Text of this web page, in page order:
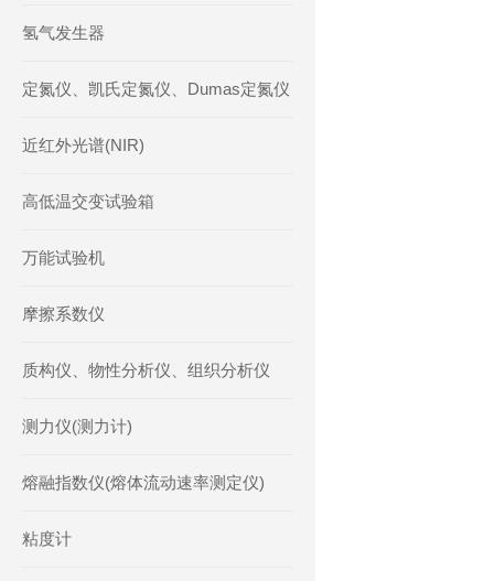
氢气发生器
定氮仪、凯氏定氮仪、Dumas定氮仪
近红外光谱(NIR)
高低温交变试验箱
万能试验机
摩擦系数仪
质构仪、物性分析仪、组织分析仪
测力仪(测力计)
熔融指数仪(熔体流动速率测定仪)
粘度计